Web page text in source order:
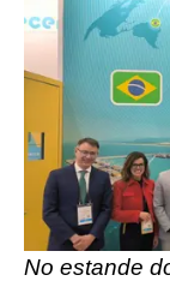
No estande